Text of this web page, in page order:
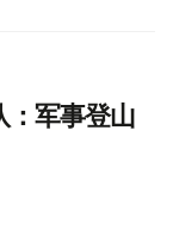
：军事登山